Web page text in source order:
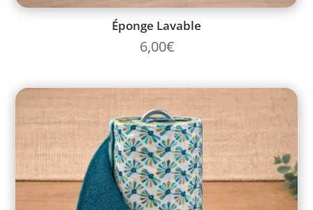
Éponge Lavable
6,00€